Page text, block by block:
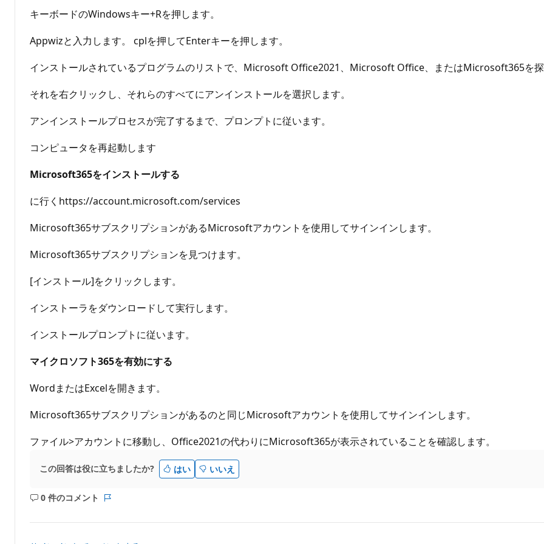
キーボードのWindowsキー+Rを押します。
Appwizと入力します。 cplを押してEnterキーを押します。
インストールされているプログラムのリストで、Microsoft Office2021、Microsoft Office、またはMicrosoft365を探
それを右クリックし、それらのすべてにアンインストールを選択します。
アンインストールプロセスが完了するまで、プロンプトに従います。
コンピュータを再起動します
Microsoft365をインストールする
に行くhttps://account.microsoft.com/services
Microsoft365サブスクリプションがあるMicrosoftアカウントを使用してサインインします。
Microsoft365サブスクリプションを見つけます。
[インストール]をクリックします。
インストーラをダウンロードして実行します。
インストールプロンプトに従います。
マイクロソフト365を有効にする
WordまたはExcelを開きます。
Microsoft365サブスクリプションがあるのと同じMicrosoftアカウントを使用してサインインします。
ファイル>アカウントに移動し、Office2021の代わりにMicrosoft365が表示されていることを確認します。
この回答は役に立ちましたか? はい いいえ
0 件のコメント
コ
ト
ト